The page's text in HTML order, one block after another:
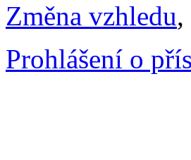
Změna vzhledu,
Prohlášení o